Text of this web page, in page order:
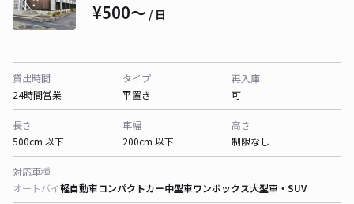
¥500〜 / 日
貸出時間
24時間営業
タイプ
平置き
再入庫
可
長さ
500cm 以下
車幅
200cm 以下
高さ
制限なし
対応車種
オートバイ軽自動車コンパクトカー中型車ワンボックス大型車・SUV